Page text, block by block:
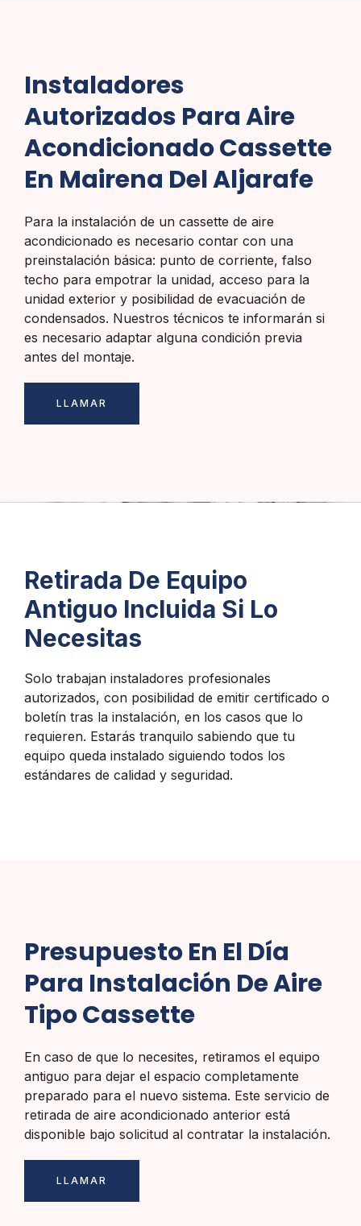
Instaladores
Autorizados Para Aire
Acondicionado Cassette
En Mairena Del Aljarafe
Para la instalación de un cassette de aire
acondicionado es necesario contar con una
preinstalación básica: punto de corriente, falso
techo para empotrar la unidad, acceso para la
unidad exterior y posibilidad de evacuación de
condensados. Nuestros técnicos te informarán si
es necesario adaptar alguna condición previa
antes del montaje.
LLAMAR
Retirada De Equipo
Antiguo Incluida Si Lo
Necesitas
Solo trabajan instaladores profesionales
autorizados, con posibilidad de emitir certificado o
boletín tras la instalación, en los casos que lo
requieren. Estarás tranquilo sabiendo que tu
equipo queda instalado siguiendo todos los
estándares de calidad y seguridad.
Presupuesto En El Día
Para Instalación De Aire
Tipo Cassette
En caso de que lo necesites, retiramos el equipo
antiguo para dejar el espacio completamente
preparado para el nuevo sistema. Este servicio de
retirada de aire acondicionado anterior está
disponible bajo solicitud al contratar la instalación.
LLAMAR